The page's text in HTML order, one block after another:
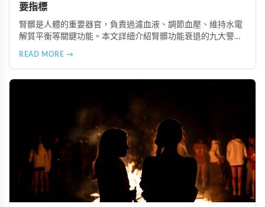
要指標
腎髒是人體的重要器官，負責過濾血液、調節血壓、維持水電
解質平衡等關鍵功能。本文詳細介紹腎髒功能衰退的九大警示
READ MORE →